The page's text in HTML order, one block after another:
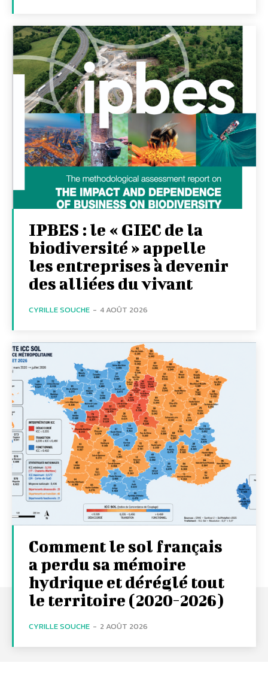
IPBES : le « GIEC de la
biodiversité » appelle
les entreprises à devenir
des alliées du vivant
CYRILLE SOUCHE - 4 AOÛT 2026
Comment le sol français
a perdu sa mémoire
hydrique et déréglé tout
le territoire (2020-2026)
CYRILLE SOUCHE - 2 AOÛT 2026